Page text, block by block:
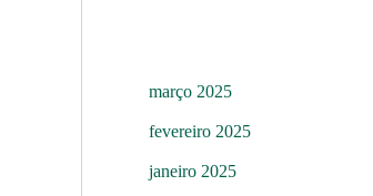
março 2025
fevereiro 2025
janeiro 2025